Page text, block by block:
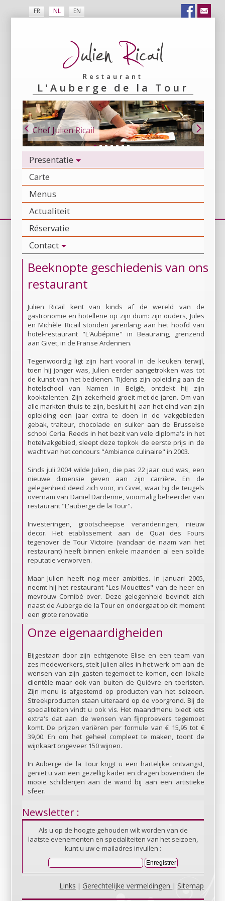
EN
NL
FR
Restaurant
L'Auberge de la Tour
Chef Julien Ricail
Presentatie
Carte
Menus
Actualiteit
Réservatie
Contact
Beeknopte geschiedenis van ons
restaurant
Julien Ricail kent van kinds af de wereld van de
gastronomie en hotellerie op zijn duim: zijn ouders, Jules
en Michèle Ricail stonden jarenlang aan het hoofd van
hotel-restaurant "L'Aubépine" in Beauraing, grenzend
aan Givet, in de Franse Ardennen.
Tegenwoordig ligt zijn hart vooral in de keuken terwijl,
toen hij jonger was, Julien eerder aangetrokken was tot
de kunst van het bedienen. Tijdens zijn opleiding aan de
hotelschool van Namen in België, ontdekt hij zijn
kooktalenten. Zijn zekerheid groeit met de jaren. Om van
alle markten thuis te zijn, besluit hij aan het eind van zijn
opleiding een jaar extra te doen in de vakgebieden
gebak, traiteur, chocolade en suiker aan de Brusselse
school Ceria. Reeds in het bezit van vele diploma's in het
hotelvakgebied, sleept deze topkok de eerste prijs in de
wacht van het concours "Ambiance culinaire" in 2003.
Sinds juli 2004 wilde Julien, die pas 22 jaar oud was, een
nieuwe dimensie geven aan zijn carrière. En de
gelegenheid deed zich voor, in Givet, waar hij de teugels
overnam van Daniel Dardenne, voormalig beheerder van
restaurant "L'auberge de la Tour".
Investeringen, grootscheepse veranderingen, nieuw
decor. Het etablissement aan de Quai des Fours
tegenover de Tour Victoire (vandaar de naam van het
restaurant) heeft binnen enkele maanden al een solide
reputatie verworven.
Maar Julien heeft nog meer ambities. In januari 2005,
neemt hij het restaurant "Les Mouettes" van de heer en
mevrouw Cornibé over. Deze gelegenheid bevindt zich
naast de Auberge de la Tour en ondergaat op dit moment
een grote renovatie
Onze eigenaardigheiden
Bijgestaan door zijn echtgenote Elise en een team van
zes medewerkers, stelt Julien alles in het werk om aan de
wensen van zijn gasten tegemoet te komen, een lokale
clientèle maar ook van buiten de Quièvre en toeristen.
Zijn menu is afgestemd op producten van het seizoen.
Streekproducten staan uiteraard op de voorgrond. Bij de
specialiteiten vindt u ook vis. Het maandmenu biedt iets
extra's dat aan de wensen van fijnproevers tegemoet
komt. De prijzen variëren per formule van € 15,95 tot €
39,00. En om het geheel compleet te maken, toont de
wijnkaart ongeveer 150 wijnen.
In Auberge de la Tour krijgt u een hartelijke ontvangst,
geniet u van een gezellig kader en dragen bovendien de
mooie schilderijen aan de wand bij aan een artistieke
sfeer.
Newsletter :
Als u op de hoogte gehouden wilt worden van de
laatste evenementen en specialiteiten van het seizoen,
kunt u uw e-mailadres invullen :
Links | Gerechtelijke vermeldingen |Sitemap